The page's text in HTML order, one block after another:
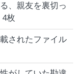
、親友を裏切っ
4枚
されたファイル